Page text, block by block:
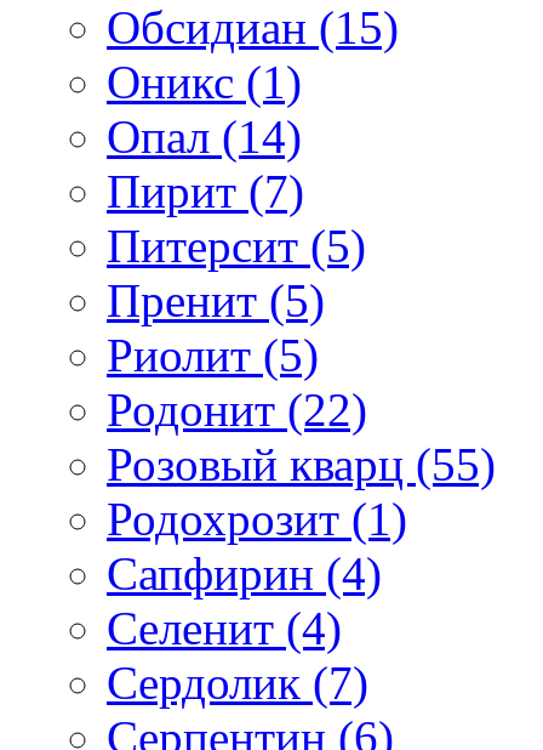
Обсидиан (15)
Оникс (1)
Опал (14)
Пирит (7)
Питерсит (5)
Пренит (5)
Риолит (5)
Родонит (22)
Розовый кварц (55)
Родохрозит (1)
Сапфирин (4)
Селенит (4)
Сердолик (7)
Серпентин (6)